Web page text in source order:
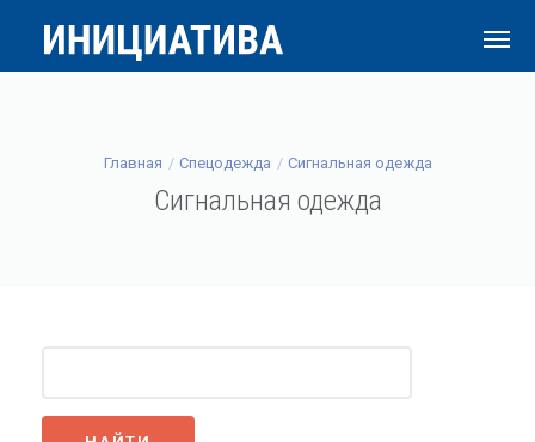
Главная Спецодежда Сигнальная одежда
Сигнальная одежда